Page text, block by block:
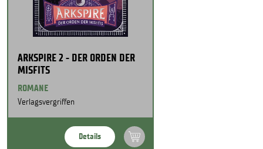
ARKSPIRE 2 - DER ORDEN DER
MISFITS
ROMANE
Verlagsvergriffen
Details